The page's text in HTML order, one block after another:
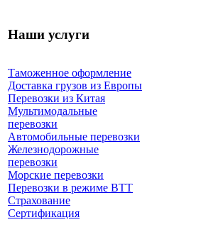
Наши услуги
Таможенное оформление
Доставка грузов из Европы
Перевозки из Китая
Мультимодальные
перевозки
Автомобильные перевозки
Железнодорожные
перевозки
Морские перевозки
Перевозки в режиме ВТТ
Страхование
Сертификация